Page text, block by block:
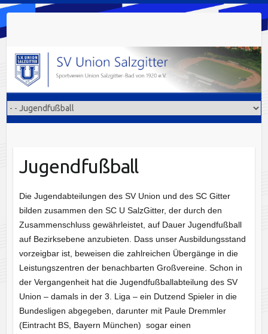
Skip
to
content
Jugendfußball
Die Jugendabteilungen des SV Union und des SC Gitter
bilden zusammen den SC U SalzGitter, der durch den
Zusammenschluss gewährleistet, auf Dauer Jugendfußball
auf Bezirksebene anzubieten. Dass unser Ausbildungsstand
vorzeigbar ist, beweisen die zahlreichen Übergänge in die
Leistungszentren der benachbarten Großvereine. Schon in
der Vergangenheit hat die Jugendfußballabteilung des SV
Union – damals in der 3. Liga – ein Dutzend Spieler in die
Bundesligen abgegeben, darunter mit Paule Dremmler
(Eintracht BS, Bayern München) sogar einen